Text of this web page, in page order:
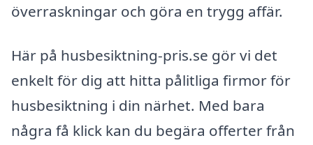
överraskningar och göra en trygg affär.
Här på husbesiktning-pris.se gör vi det
enkelt för dig att hitta pålitliga firmor för
husbesiktning i din närhet. Med bara
några få klick kan du begära offerter från